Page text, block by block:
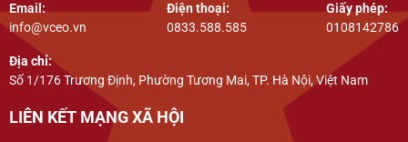
Email:
info@vceo.vn
Điện thoại:
0833.588.585
Giấy phép:
0108142786
Địa chỉ:
Số 1/176 Trương Định, Phường Tương Mai, TP. Hà Nội, Việt Nam
LIÊN KẾT MẠNG XÃ HỘI